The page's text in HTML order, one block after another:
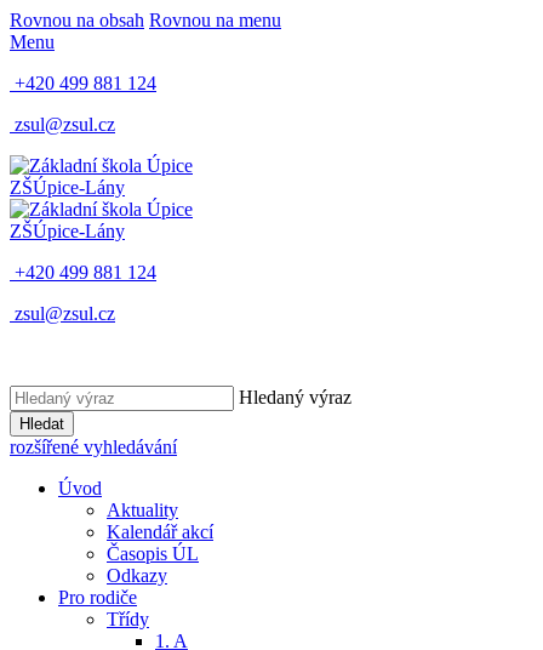
Rovnou na obsah Rovnou na menu
Menu
+420 499 881 124
zsul@zsul.cz
ZŠÚpice-Lány
ZŠÚpice-Lány
+420 499 881 124
zsul@zsul.cz
Hledaný výraz
Hledat
rozšířené vyhledávání
Úvod
Aktuality
Kalendář akcí
Časopis ÚL
Odkazy
Pro rodiče
Třídy
1. A